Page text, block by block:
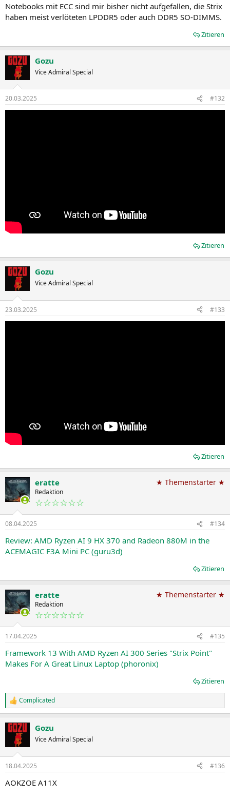
Notebooks mit ECC sind mir bisher nicht aufgefallen, die Strix
haben meist verlöteten LPDDR5 oder auch DDR5 SO-DIMMS.
Zitieren
Gozu
Vice Admiral Special
20.03.2025 #132
Zitieren
Gozu
Vice Admiral Special
23.03.2025 #133
Zitieren
eratte
Redaktion
☆☆☆☆☆☆
★ Themenstarter ★
08.04.2025 #134
Review: AMD Ryzen AI 9 HX 370 and Radeon 880M in the
ACEMAGIC F3A Mini PC (guru3d)
Zitieren
eratte
Redaktion
☆☆☆☆☆☆
★ Themenstarter ★
17.04.2025 #135
Framework 13 With AMD Ryzen AI 300 Series "Strix Point"
Makes For A Great Linux Laptop (phoronix)
Zitieren
R
e
k
e
:
Complicated
Gozu
Vice Admiral Special
18.04.2025 #136
AOKZOE A11X